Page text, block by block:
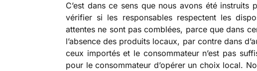
C’est dans ce sens que nous avons été
vérifier si les responsables respectent les
attentes ne sont pas comblées, parce que dans
l’absence des produits locaux, par contre dans
ceux importés et le consommateur n’est pas
pour le consommateur d’opérer un choix local.